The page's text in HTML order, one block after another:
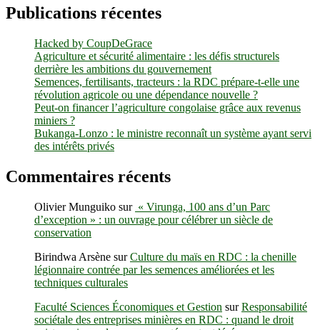
Publications récentes
Hacked by CoupDeGrace
Agriculture et sécurité alimentaire : les défis structurels
derrière les ambitions du gouvernement
Semences, fertilisants, tracteurs : la RDC prépare-t-elle une
révolution agricole ou une dépendance nouvelle ?
Peut-on financer l’agriculture congolaise grâce aux revenus
miniers ?
Bukanga-Lonzo : le ministre reconnaît un système ayant servi
des intérêts privés
Commentaires récents
Olivier Munguiko sur « Virunga, 100 ans d’un Parc
d’exception » : un ouvrage pour célébrer un siècle de
conservation
Birindwa Arsène surCulture du maïs en RDC : la chenille
légionnaire contrée par les semences améliorées et les
techniques culturales
Faculté Sciences Économiques et Gestion surResponsabilité
sociétale des entreprises minières en RDC : quand le droit